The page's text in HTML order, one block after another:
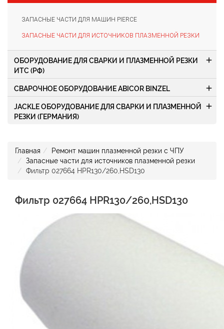
ЗАПАСНЫЕ ЧАСТИ ДЛЯ МАШИН PIERCE
ЗАПАСНЫЕ ЧАСТИ ДЛЯ ИСТОЧНИКОВ ПЛАЗМЕННОЙ РЕЗКИ
ОБОРУДОВАНИЕ ДЛЯ СВАРКИ И ПЛАЗМЕННОЙ РЕЗКИ
ИТС (РФ)
add
СВАРОЧНОЕ ОБОРУДОВАНИЕ ABICOR BINZEL add
JACKLE ОБОРУДОВАНИЕ ДЛЯ СВАРКИ И ПЛАЗМЕННОЙ
РЕЗКИ (ГЕРМАНИЯ)
add
Главная
Ремонт машин плазменной резки с ЧПУ
Запасные части для источников плазменной резки
Фильтр 027664 HPR130/260,HSD130
Фильтр 027664 HPR130/260,HSD130